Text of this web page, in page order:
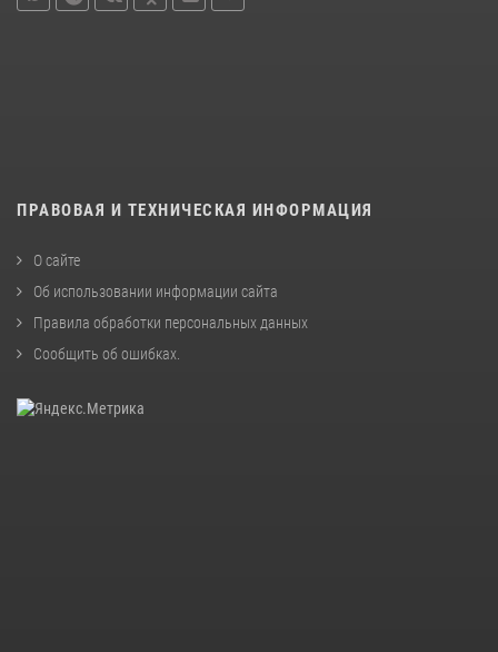
ПРАВОВАЯ И ТЕХНИЧЕСКАЯ ИНФОРМАЦИЯ
О сайте
Об использовании информации сайта
Правила обработки персональных данных
Сообщить об ошибках